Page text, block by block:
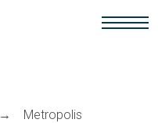
→ Metropolis